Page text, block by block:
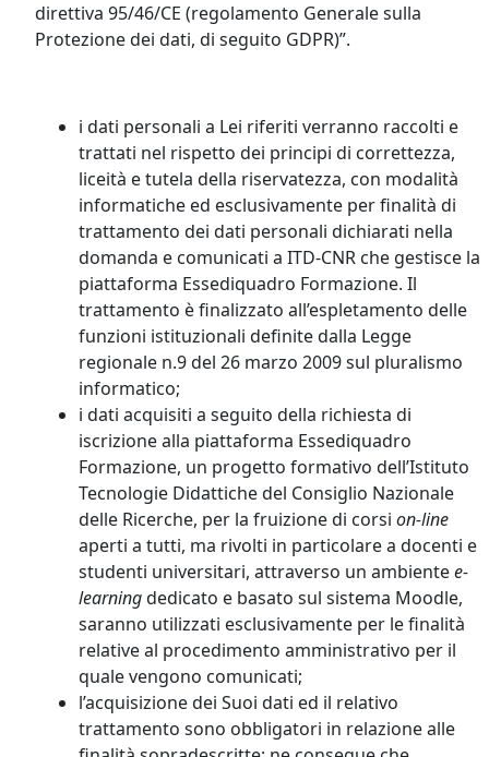
direttiva 95/46/CE (regolamento Generale sulla
Protezione dei dati, di seguito GDPR)”.
i dati personali a Lei riferiti verranno raccolti e
trattati nel rispetto dei principi di correttezza,
liceità e tutela della riservatezza, con modalità
informatiche ed esclusivamente per finalità di
trattamento dei dati personali dichiarati nella
domanda e comunicati a ITD-CNR che gestisce la
piattaforma Essediquadro Formazione. Il
trattamento è finalizzato all’espletamento delle
funzioni istituzionali definite dalla Legge
regionale n.9 del 26 marzo 2009 sul pluralismo
informatico;
i dati acquisiti a seguito della richiesta di
iscrizione alla piattaforma Essediquadro
Formazione, un progetto formativo dell’Istituto
Tecnologie Didattiche del Consiglio Nazionale
delle Ricerche, per la fruizione di corsi on-line
aperti a tutti, ma rivolti in particolare a docenti e
studenti universitari, attraverso un ambientee-
learningdedicato e basato sul sistema Moodle,
saranno utilizzati esclusivamente per le finalità
relative al procedimento amministrativo per il
quale vengono comunicati;
l’acquisizione dei Suoi dati ed il relativo
trattamento sono obbligatori in relazione alle